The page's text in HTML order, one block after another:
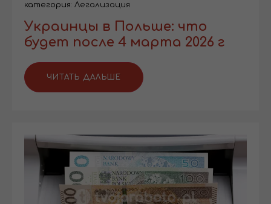
категория: Легализация
Украинцы в Польше: что
будет после 4 марта 2026 г
ЧИТАТЬ ДАЛЬШЕ